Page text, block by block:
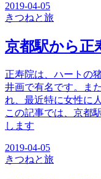
2019-04-05
きつねと旅
京都駅から正
正寿院は、ハートの
井画で有名です。ま
れ、最近特に女性に
この記事では、京都
します
2019-04-05
きつねと旅